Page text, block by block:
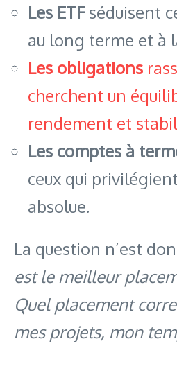
Les ETFséduisent
au long terme et à
Les obligations
cherchent un
rendement et
Les comptes à
ceux qui
absolue.
La question n’est
est le meilleur
Quel placement
mes projets, mon